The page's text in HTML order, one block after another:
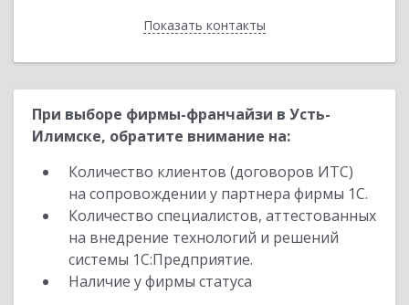
Показать контакты
Назад
При выборе фирмы-франчайзи в Усть-
Илимске, обратите внимание на:
Количество клиентов (договоров ИТС)
на сопровождении у партнера фирмы 1С.
Количество специалистов, аттестованных
на внедрение технологий и решений
системы 1С:Предприятие.
Наличие у фирмы статуса